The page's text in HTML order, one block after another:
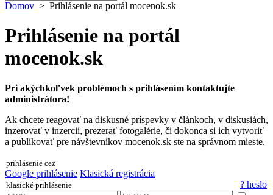
Domov > Prihlásenie na portál mocenok.sk
Prihlásenie na portál
mocenok.sk
Pri akýchkoľvek problémoch s prihlásením kontaktujte
administrátora!
Ak chcete reagovať na diskusné príspevky v článkoch, v diskusiách,
inzerovať v inzercii, prezerať fotogalérie, či dokonca si ich vytvoriť
a publikovať pre návštevníkov mocenok.sk ste na správnom mieste.
prihlásenie cez
Google prihlásenie Klasická registrácia
klasické prihlásenie ? heslo